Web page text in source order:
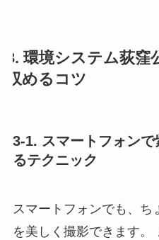
3. 環境システム荻窪
収めるコツ
3-1. スマートフォン
るテクニック
スマートフォンでも、ち
を美しく撮影できます。